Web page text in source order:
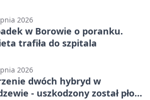
2026
w Borowie o poranku.
trafiła do szpitala
2026
dwóch hybryd w
- uszkodzony został płot